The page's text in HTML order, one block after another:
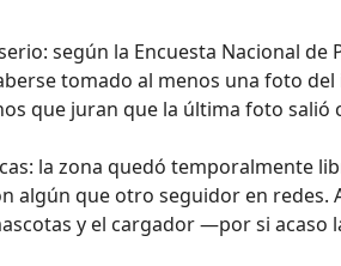
según la Encuesta Nacional de
tomado al menos una foto
que juran que la última foto
la zona quedó temporalmente
algún que otro seguidor en redes.
y el cargador —por si acaso